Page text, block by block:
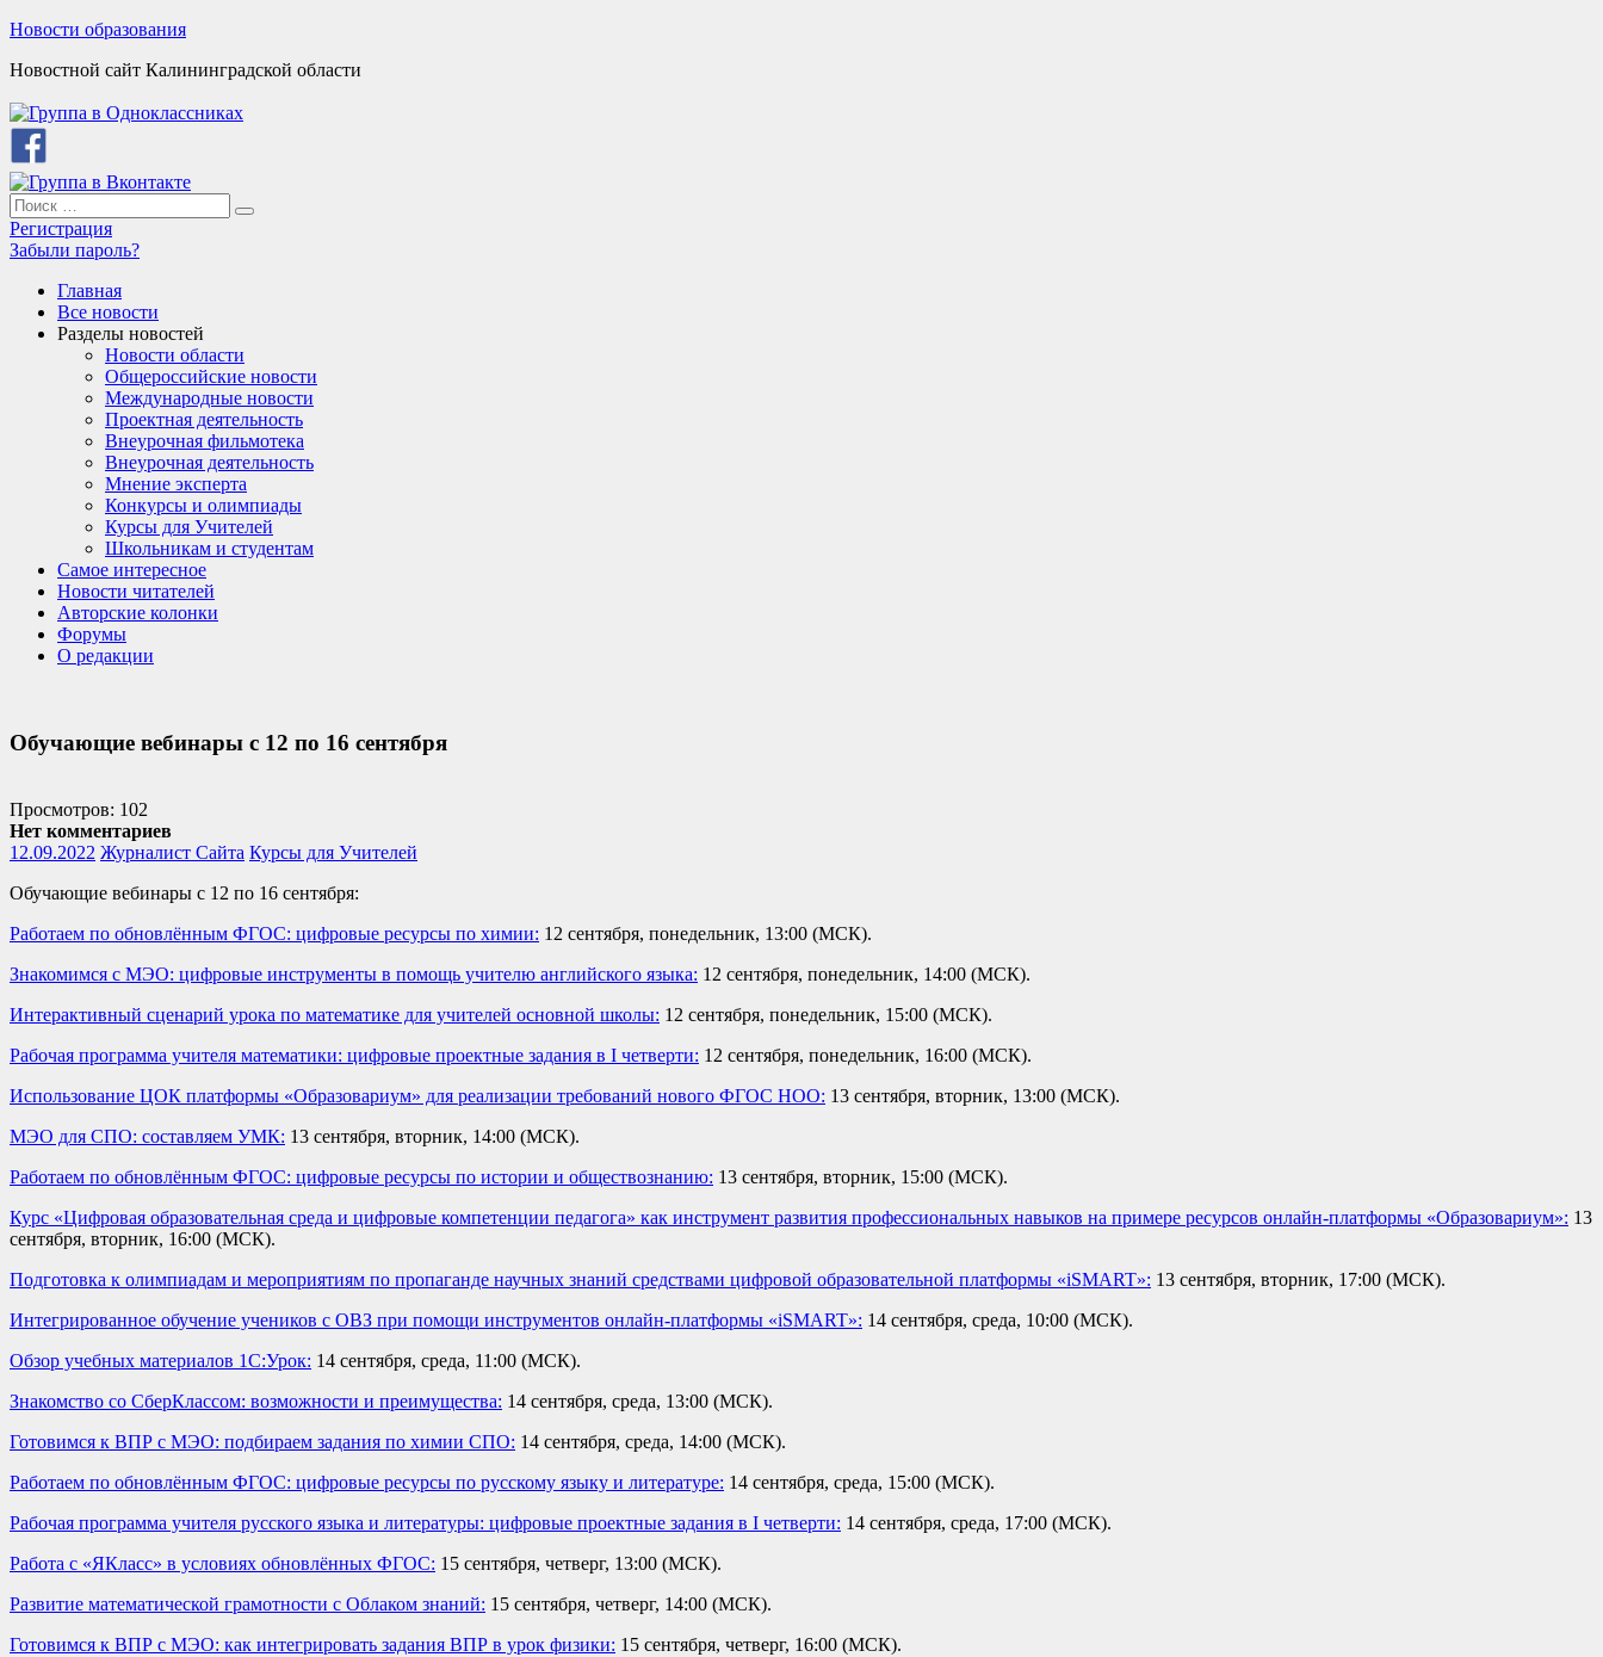
Skip
content
Новости образования
Новостной сайт Калининградской области
Search
for:
Search
Регистрация
Забыли пароль?
Главная
Все новости
Разделы новостей
Новости области
Общероссийские новости
Международные новости
Проектная деятельность
Внеурочная фильмотека
Внеурочная деятельность
Мнение эксперта
Конкурсы и олимпиады
Курсы для Учителей
Школьникам и студентам
Самое интересное
Новости читателей
Авторские колонки
Форумы
О редакции
Обучающие вебинары с 12 по 16 сентября
Просмотров: 102
Нет комментариев
12.09.2022 Журналист Сайта Курсы для Учителей
Обучающие вебинары с 12 по 16 сентября:
Работаем по обновлённым ФГОС: цифровые ресурсы по химии: 12 сентября, понедельник, 13:00 (МСК).
Знакомимся с МЭО: цифровые инструменты в помощь учителю английского языка: 12 сентября, понедельник, 14:00 (МСК).
Интерактивный сценарий урока по математике для учителей основной школы: 12 сентября, понедельник, 15:00 (МСК).
Рабочая программа учителя математики: цифровые проектные задания в I четверти: 12 сентября, понедельник, 16:00 (МСК).
Использование ЦОК платформы «Образовариум» для реализации требований нового ФГОС НОО: 13 сентября, вторник, 13:00 (МСК).
МЭО для СПО: составляем УМК: 13 сентября, вторник, 14:00 (МСК).
Работаем по обновлённым ФГОС: цифровые ресурсы по истории и обществознанию: 13 сентября, вторник, 15:00 (МСК).
Курс «Цифровая образовательная среда и цифровые компетенции педагога» как инструмент развития профессиональных навыков на примере ресурсов онлайн-платформы «Образовариум»: 13
сентября, вторник, 16:00 (МСК).
Подготовка к олимпиадам и мероприятиям по пропаганде научных знаний средствами цифровой образовательной платформы «iSMART»: 13 сентября, вторник, 17:00 (МСК).
Интегрированное обучение учеников с ОВЗ при помощи инструментов онлайн-платформы «iSMART»: 14 сентября, среда, 10:00 (МСК).
Обзор учебных материалов 1С:Урок: 14 сентября, среда, 11:00 (МСК).
Знакомство со СберКлассом: возможности и преимущества: 14 сентября, среда, 13:00 (МСК).
Готовимся к ВПР с МЭО: подбираем задания по химии СПО: 14 сентября, среда, 14:00 (МСК).
Работаем по обновлённым ФГОС: цифровые ресурсы по русскому языку и литературе: 14 сентября, среда, 15:00 (МСК).
Рабочая программа учителя русского языка и литературы: цифровые проектные задания в I четверти: 14 сентября, среда, 17:00 (МСК).
Работа с «ЯКласс» в условиях обновлённых ФГОС: 15 сентября, четверг, 13:00 (МСК).
Развитие математической грамотности с Облаком знаний: 15 сентября, четверг, 14:00 (МСК).
Готовимся к ВПР с МЭО: как интегрировать задания ВПР в урок физики: 15 сентября, четверг, 16:00 (МСК).